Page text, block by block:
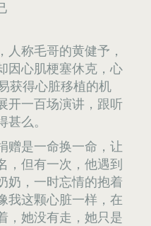
人称毛哥的黄健予，
因心肌梗塞休克，心
获得心脏移植的机
开一百场演讲，跟听
么。
赠是一命换一命，让
，但有一次，他遇到
奶，一时忘情的抱着
我这颗心脏一样，在
，她没有走，她只是